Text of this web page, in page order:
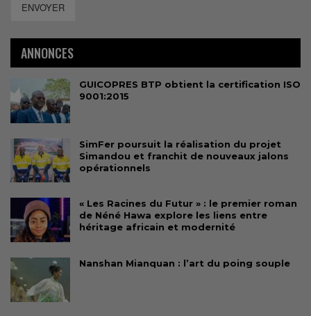
ENVOYER
ANNONCES
GUICOPRES BTP obtient la certification ISO
9001:2015
SimFer poursuit la réalisation du projet
Simandou et franchit de nouveaux jalons
opérationnels
« Les Racines du Futur » : le premier roman
de Néné Hawa explore les liens entre
héritage africain et modernité
Nanshan Mianquan : l’art du poing souple